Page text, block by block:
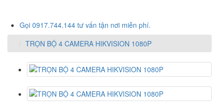
Gọi 0917.744.144 tư vấn tận nơi miễn phí.
TRỌN BỘ 4 CAMERA HIKVISION 1080P